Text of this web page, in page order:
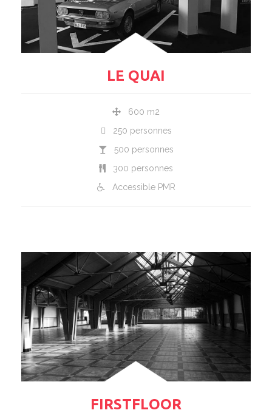
LE QUAI
600 m2
250 personnes
500 personnes
300 personnes
Accessible PMR
FIRSTFLOOR